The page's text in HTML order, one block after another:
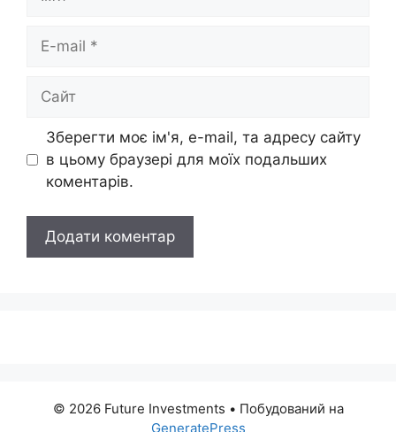
Сайт
Зберегти моє ім'я, e-mail, та адресу сайту
в цьому браузері для моїх подальших
коментарів.
© 2026 Future Investments • Побудований на
GeneratePress